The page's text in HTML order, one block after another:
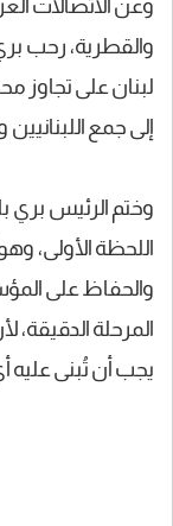
وعن الاتصالات
والقطرية، رحب
لبنان على تجاوز
إلى جمع
وختم الرئيس بري
اللحظة الأولى،
والحفاظ على
المرحلة الدقيقة،
يجب أن تُبنى